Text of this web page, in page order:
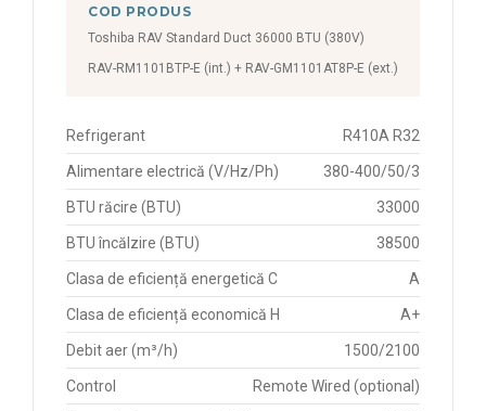
COD PRODUS
Toshiba RAV Standard Duct 36000 BTU (380V)
RAV-RM1101BTP-E (int.) + RAV-GM1101AT8P-E (ext.)
Refrigerant R410A R32
Alimentare electrică (V/Hz/Ph) 380-400/50/3
BTU răcire (BTU) 33000
BTU încălzire (BTU) 38500
Clasa de eficiență energetică C A
Clasa de eficiență economică H A+
Debit aer (m³/h) 1500/2100
Control Remote Wired (optional)